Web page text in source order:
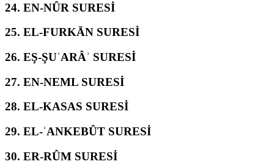
24. EN-NÛR SURESİ
25. EL-FURKĀN SURESİ
26. EŞ-ŞUʿARÂʾ SURESİ
27. EN-NEML SURESİ
28. EL-KASAS SURESİ
29. EL-ʿANKEBÛT SURESİ
30. ER-RÛM SURESİ